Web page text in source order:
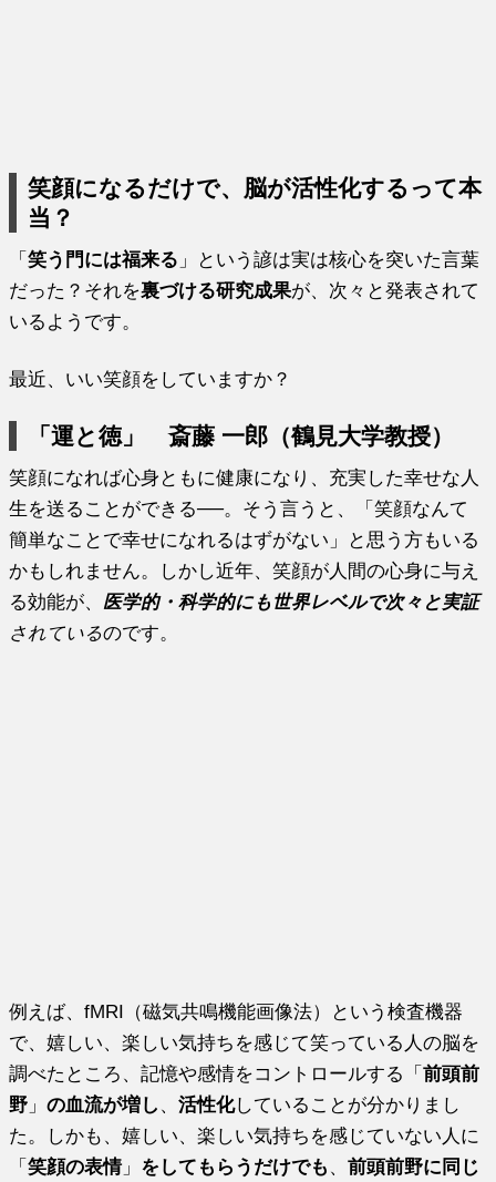
笑顔になるだけで、脳が活性化するって本
当？
「笑う門には福来る 」という諺は実は核心を突いた言葉
だった？それを裏づける研究成果が、次々と発表されて
いるようです。
最近、いい笑顔をしていますか？
「運と徳」 斎藤 一郎（鶴見大学教授）
笑顔になれば心身ともに健康になり、充実した幸せな人
生を送ることができる──。そう言うと、「笑顔なんて
簡単なことで幸せになれるはずがない」と思う方もいる
かもしれません。しかし近年、笑顔が人間の心身に与え
る効能が、 医学的・科学的にも世界レベルで次々と実証
されているのです。
例えば、fMRI（磁気共鳴機能画像法）という検査機器
で、嬉しい、楽しい気持ちを感じて笑っている人の脳を
調べたところ、記憶や感情をコントロールする「前頭前
野 」の血流が増し 、活性化していることが分かりまし
た。しかも、嬉しい、楽しい気持ちを感じていない人に
「笑顔の表情」 をしてもらうだけでも 、前頭前野に同じ